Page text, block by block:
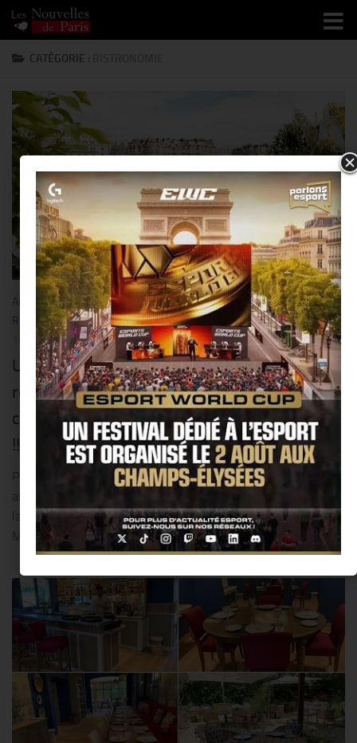
Skip to content
CATÉGORIE :
ART DE VIVRE /BISTRONOMIE/GASTRONOMIE MUSIQUE/
RESTO/HÔTEL/SORTIR
18 MAI 2026
Un parfum de Riviera souffle sur le
rooftop du « Molitor MGallery » : une
croisière entre ciel de Paris et rivages du Sud
!!
Perché au sommet de l’hôtel Molitor, dans le 16ème
arrondissement de Paris, le Rooftop Molitor se réinvente pour
la nouvelle saison. Un vent chaud souffle depuis les côtes de la
Méditerranée, du sud de la France à...